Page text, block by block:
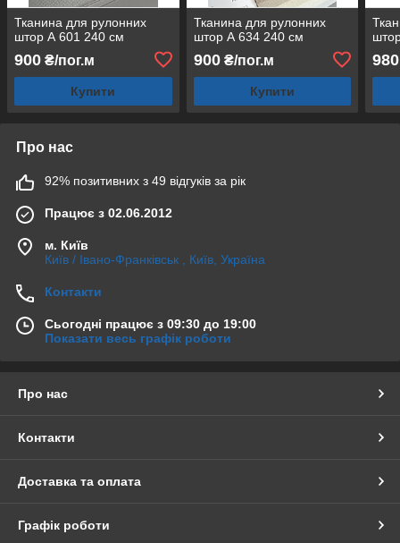
Тканина для рулонних
штор А 601 240 см
900 ₴/пог.м
Купити
Тканина для рулонних
штор А 634 240 см
900₴/пог.м
Купити
Про нас
92% позитивних з 49 відгуків за рік
Працює з 02.06.2012
м. Київ
Київ / Івано-Франківськ , Київ, Україна
Контакти
Сьогодні працює з 09:30 до 19:00
Показати весь графік роботи
Про нас
Контакти
Доставка та оплата
Графік роботи